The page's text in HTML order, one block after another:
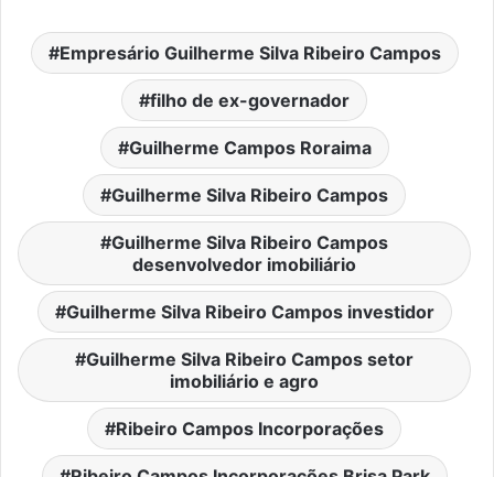
Empresário Guilherme Silva Ribeiro Campos
filho de ex-governador
Guilherme Campos Roraima
Guilherme Silva Ribeiro Campos
Guilherme Silva Ribeiro Campos
desenvolvedor imobiliário
Guilherme Silva Ribeiro Campos investidor
Guilherme Silva Ribeiro Campos setor
imobiliário e agro
Ribeiro Campos Incorporações